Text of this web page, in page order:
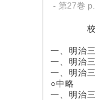
- 第27巻
校
一
一、明治
一、明治
一、明治
○中略
一、明治